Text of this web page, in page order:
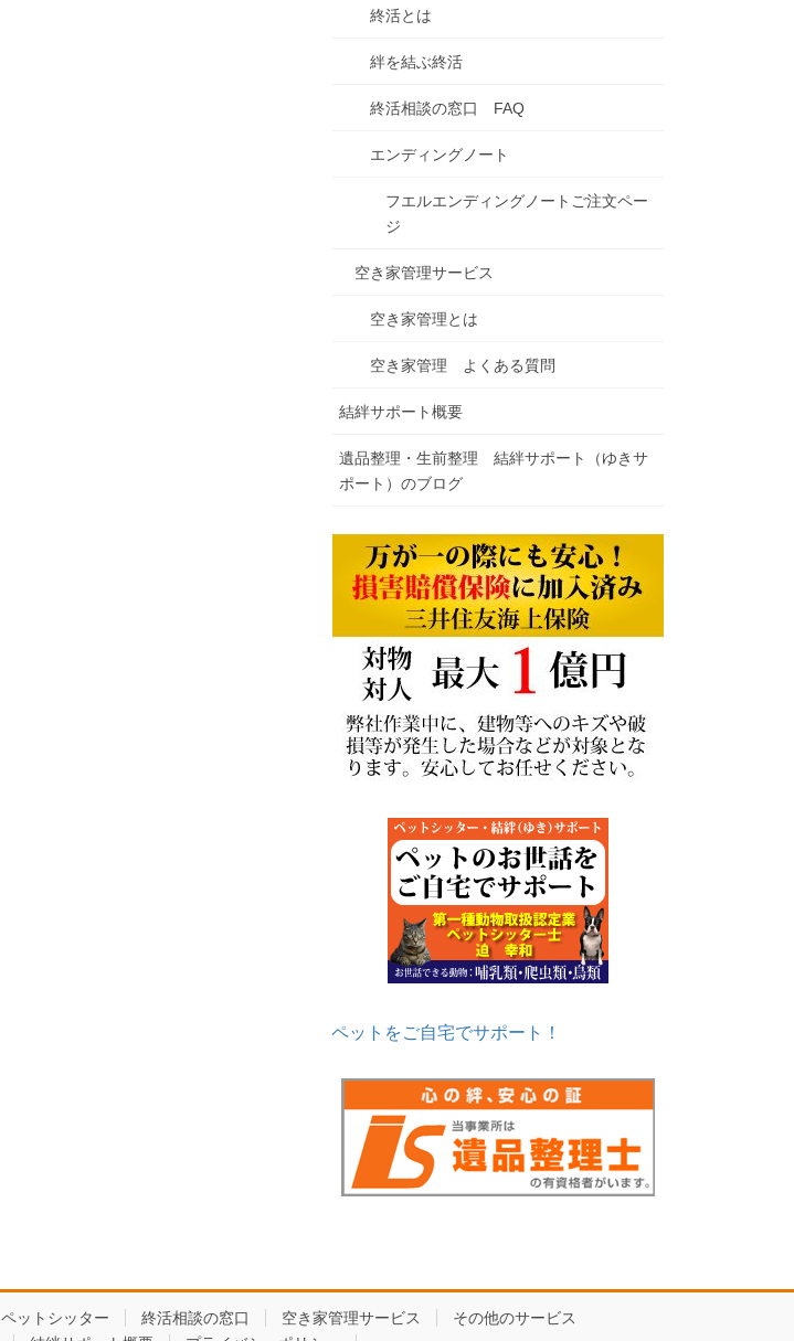
終活とは
絆を結ぶ終活
終活相談の窓口 FAQ
エンディングノート
フエルエンディングノートご注文ペー
ジ
空き家管理サービス
空き家管理とは
空き家管理 よくある質問
結絆サポート概要
遺品整理・生前整理 結絆サポート（ゆきサ
ポート）のブログ
ペットをご自宅でサポート！
ペットシッター 終活相談の窓口 空き家管理サービス
その他のサービス